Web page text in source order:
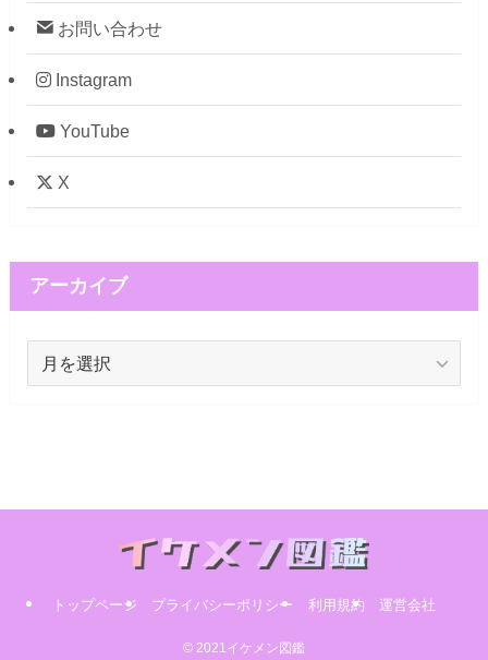
お問い合わせ
Instagram
YouTube
X
アーカイブ
トップページ プライバシーポリシー 利用規約 運営会社
© 2021イケメン図鑑